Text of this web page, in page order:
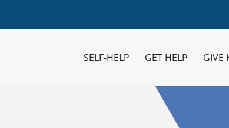
SELF-HELP GET HELP GIVE